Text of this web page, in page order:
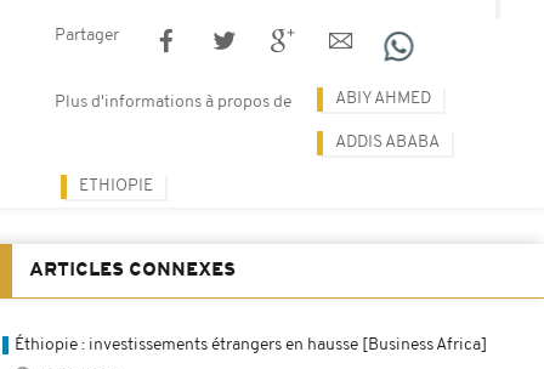
Partager
Plus d'informations à propos de ABIY AHMED
ADDIS ABABA
ETHIOPIE
ARTICLES CONNEXES
Éthiopie : investissements étrangers en hausse [Business Africa]